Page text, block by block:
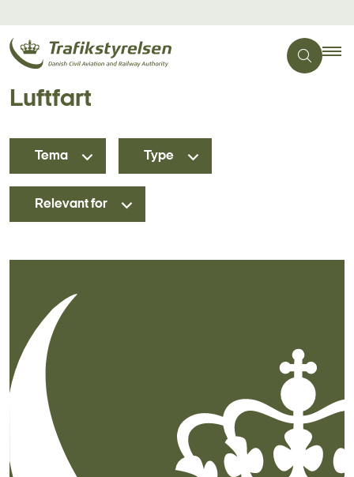
Luftfart
Tema Type
Relevant for